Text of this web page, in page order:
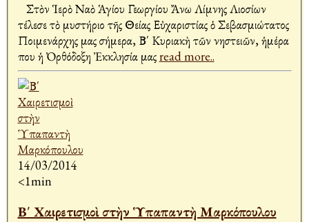
Στὸν Ἱερὸ Ναὸ Ἁγίου Γεωργίου Ἄνω Λίμνης Λιοσίων
τέλεσε τὸ μυστήριο τῆς Θείας Εὐχαριστίας ὁ Σεβασμιώτατος
Ποιμενάρχης μας σήμερα, Β΄ Κυριακὴ τῶν νηστειῶν, ἡμέρα
που ἡ Ὀρθόδοξη Ἐκκλησία μαςread more..
14/03/2014
<1min
Β΄ Χαιρετισμοὶ στὴν Ὑπαπαντὴ Μαρκόπουλου